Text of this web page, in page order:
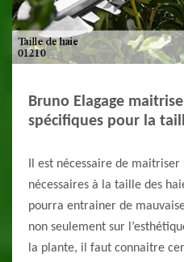
Bruno Elagage
spécifiques pour la
Il est nécessaire de
nécessaires à la taille des
pourra entrainer de
non seulement sur
la plante, il faut connaitre